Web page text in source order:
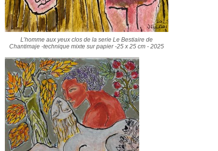
L’homme aux yeux clos de la serie Le Bestiaire de
Chantimaje -technique mixte sur papier -25 x 25 cm - 2025